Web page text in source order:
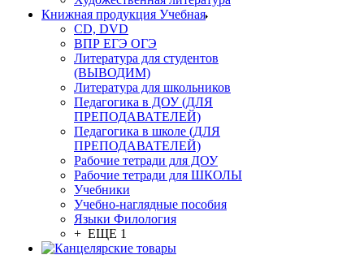
Книжная продукция Учебная
CD, DVD
ВПР ЕГЭ ОГЭ
Литература для студентов
(ВЫВОДИМ)
Литература для школьников
Педагогика в ДОУ (ДЛЯ
ПРЕПОДАВАТЕЛЕЙ)
Педагогика в школе (ДЛЯ
ПРЕПОДАВАТЕЛЕЙ)
Рабочие тетради для ДОУ
Рабочие тетради для ШКОЛЫ
Учебники
Учебно-наглядные пособия
Языки Филология
+ ЕЩЕ 1